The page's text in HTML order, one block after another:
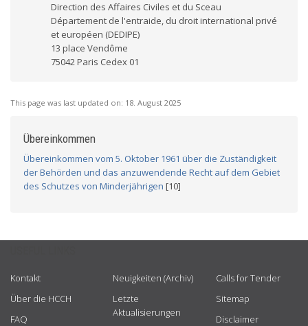
Direction des Affaires Civiles et du Sceau
Département de l'entraide, du droit international privé
et européen (DEDIPE)
13 place Vendôme
75042 Paris Cedex 01
This page was last updated on: 18. August 2025
Übereinkommen
Übereinkommen vom 5. Oktober 1961 über die Zuständigkeit
der Behörden und das anzuwendende Recht auf dem Gebiet
des Schutzes von Minderjährigen [10]
Kontakt
Über die HCCH
FAQ
Neuigkeiten (Archiv)
Letzte
Aktualisierungen
Calls for Tender
Sitemap
Disclaimer